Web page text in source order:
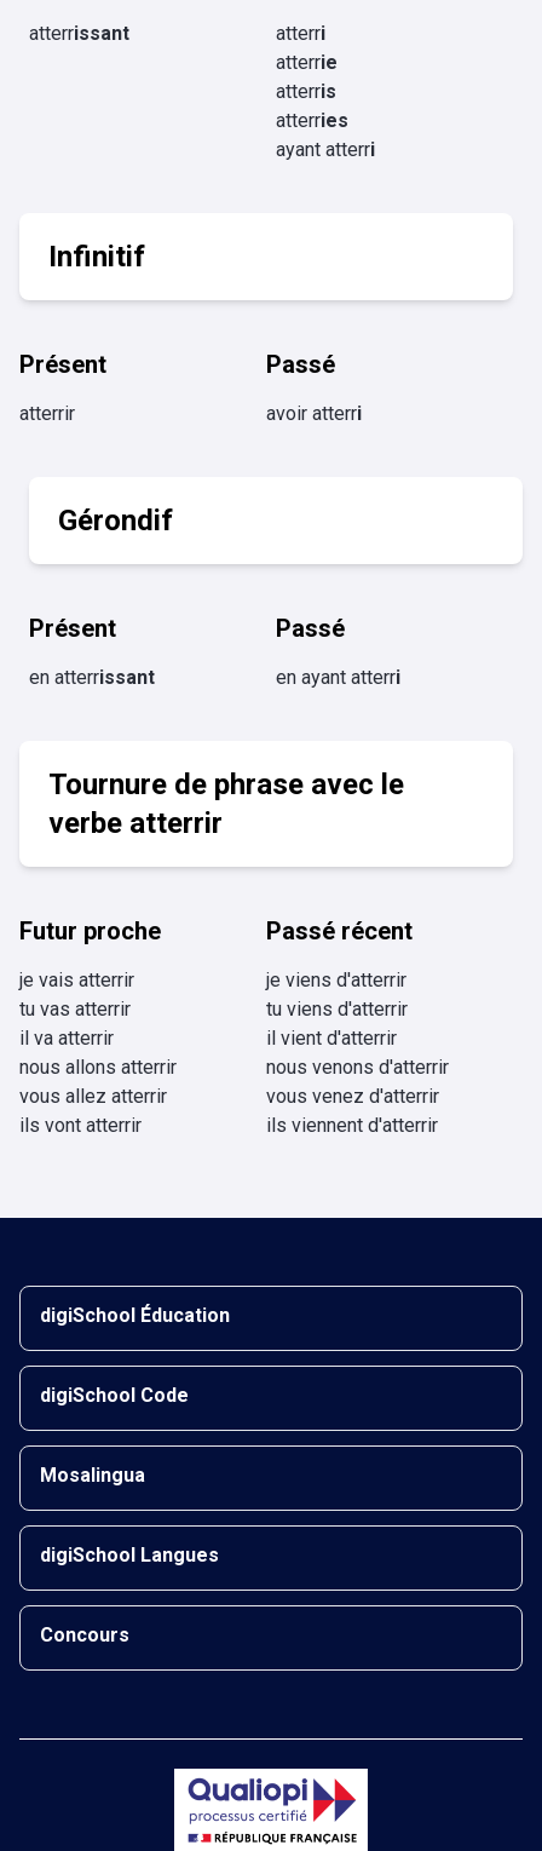
atterrissant atterri
atterrie
atterris
atterries
ayant atterri
Infinitif
Présent
atterrir
Passé
avoir atterri
Gérondif
Présent
en atterrissant
Passé
en ayant atterri
Tournure de phrase avec le
verbe atterrir
Futur proche
je vais atterrir
tu vas atterrir
il va atterrir
nous allons atterrir
vous allez atterrir
ils vont atterrir
Passé récent
je viens d'atterrir
tu viens d'atterrir
il vient d'atterrir
nous venons d'atterrir
vous venez d'atterrir
ils viennent d'atterrir
digiSchool Éducation
digiSchool Code
Mosalingua
digiSchool Langues
Concours